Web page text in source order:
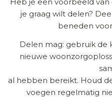
je graag wilt delen?
beneden
Delen mag: gebruik de
nieuwe
al hebben bereikt. Houd
voegen regelmatig